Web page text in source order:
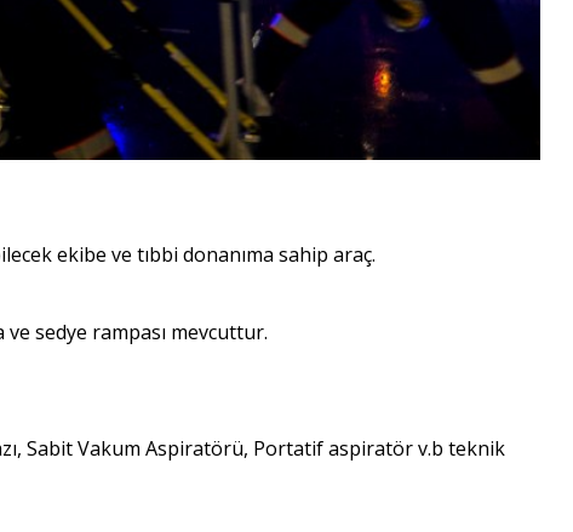
ekibe ve tıbbi donanıma sahip araç.
sedye rampası mevcuttur.
Sabit Vakum Aspiratörü, Portatif aspiratör v.b teknik